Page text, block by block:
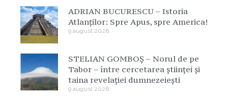
ADRIAN BUCURESCU – Istoria
Atlanților: Spre Apus, spre America!
9 august 2026
STELIAN GOMBOȘ – Norul de pe
Tabor – între cercetarea științei și
taina revelației dumnezeiești
9 august 2026